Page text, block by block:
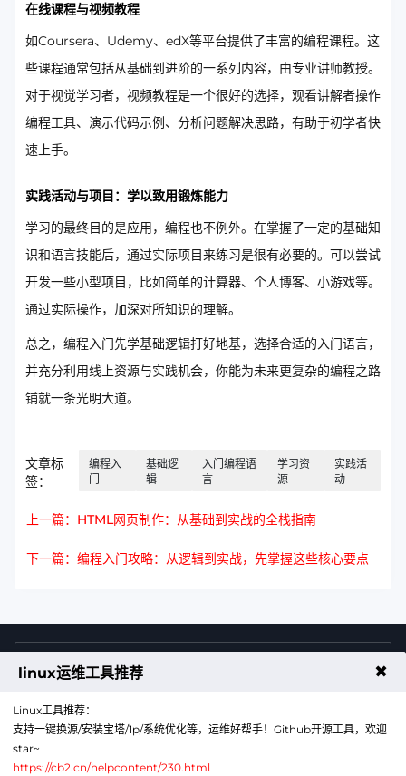
在线课程与视频教程
如Coursera、Udemy、edX等平台提供了丰富的编程课程。这
些课程通常包括从基础到进阶的一系列内容，由专业讲师教授。
对于视觉学习者，视频教程是一个很好的选择，观看讲解者操作
编程工具、演示代码示例、分析问题解决思路，有助于初学者快
速上手。
实践活动与项目：学以致用锻炼能力
学习的最终目的是应用，编程也不例外。在掌握了一定的基础知
识和语言技能后，通过实际项目来练习是很有必要的。可以尝试
开发一些小型项目，比如简单的计算器、个人博客、小游戏等。
通过实际操作，加深对所知识的理解。
总之，编程入门先学基础逻辑打好地基，选择合适的入门语言，
并充分利用线上资源与实践机会，你能为未来更复杂的编程之路
铺就一条光明大道。
文章标
签：
编程入
门
基础逻
辑
入门编程语
言
学习资
源
实践活
动
上一篇：HTML网页制作：从基础到实战的全栈指南
下一篇：编程入门攻略：从逻辑到实战，先掌握这些核心要点
售前咨询热线
linux运维工具推荐 ✖
Linux工具推荐：
支持一键换源/安装宝塔/1p/系统优化等，运维好帮手！Github开源工具，欢迎
star~
https://cb2.cn/helpcontent/230.html